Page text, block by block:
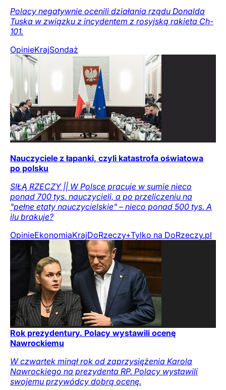
Polacy negatywnie ocenili działania rządu Donalda
Tuska w związku z incydentem z rosyjską rakieta Ch-
101.
OpinieKrajSondaż
Nauczyciele z łapanki, czyli katastrofa oświatowa
po polsku
SIŁĄ RZECZY || W Polsce pracuje w sumie nieco
ponad 700 tys. nauczycieli, a po przeliczeniu na
"pełne etaty nauczycielskie" – nieco ponad 500 tys. A
ilu brakuje?
OpinieEkonomiaKrajDoRzeczy+Tylko na DoRzeczy.pl
Rok prezydentury. Polacy wystawili ocenę
Nawrockiemu
W czwartek minął rok od zaprzysiężenia Karola
Nawrockiego na prezydenta RP. Polacy wystawili
swojemu przywódcy dobrą ocenę.